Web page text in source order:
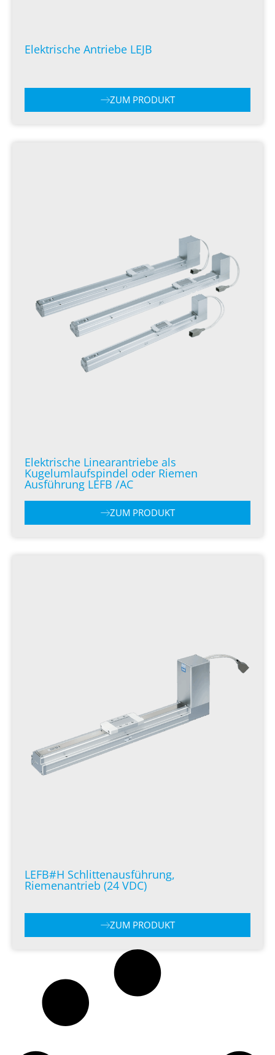
Elektrische Antriebe LEJB
ZUM PRODUKT
Elektrische Linearantriebe als
Kugelumlaufspindel oder Riemen
Ausführung LEFB /AC
ZUM PRODUKT
LEFB#H Schlittenausführung,
Riemenantrieb (24 VDC)
ZUM PRODUKT